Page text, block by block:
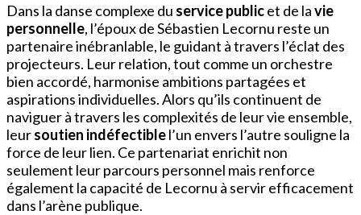
Dans la danse complexe du service publicet de lavie
personnelle, l’époux de Sébastien Lecornu reste un
partenaire inébranlable, le guidant à travers l’éclat des
projecteurs. Leur relation, tout comme un orchestre
bien accordé, harmonise ambitions partagées et
aspirations individuelles. Alors qu’ils continuent de
naviguer à travers les complexités de leur vie ensemble,
leursoutien indéfectiblel’un envers l’autre souligne la
force de leur lien. Ce partenariat enrichit non
seulement leur parcours personnel mais renforce
également la capacité de Lecornu à servir efficacement
dans l’arène publique.